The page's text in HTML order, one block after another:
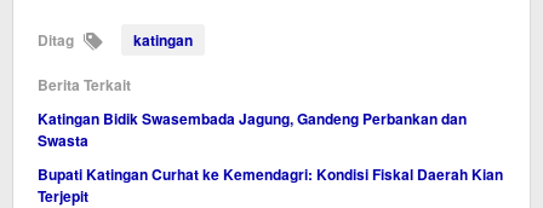
Ditag katingan
Berita Terkait
Katingan Bidik Swasembada Jagung, Gandeng Perbankan dan
Swasta
Bupati Katingan Curhat ke Kemendagri: Kondisi Fiskal Daerah Kian
Terjepit